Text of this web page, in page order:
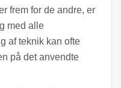
frem for de andre, er
med alle
af teknik kan ofte
på det anvendte